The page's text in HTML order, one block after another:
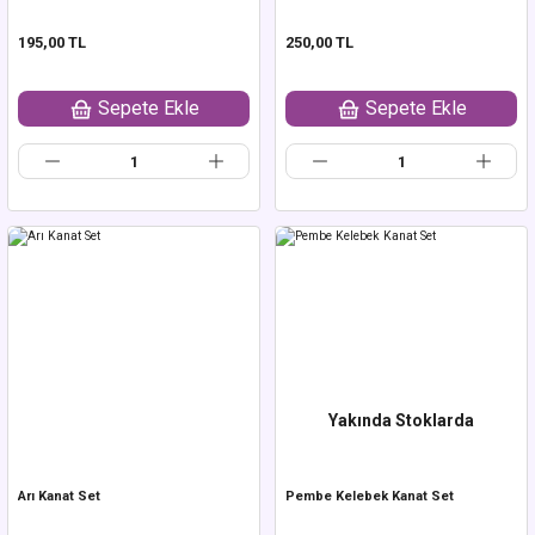
195,00 TL
Sepete Ekle
250,00 TL
Sepete Ekle
Arı Kanat Set Pembe Kelebek Kanat Set
Yakında Stoklarda